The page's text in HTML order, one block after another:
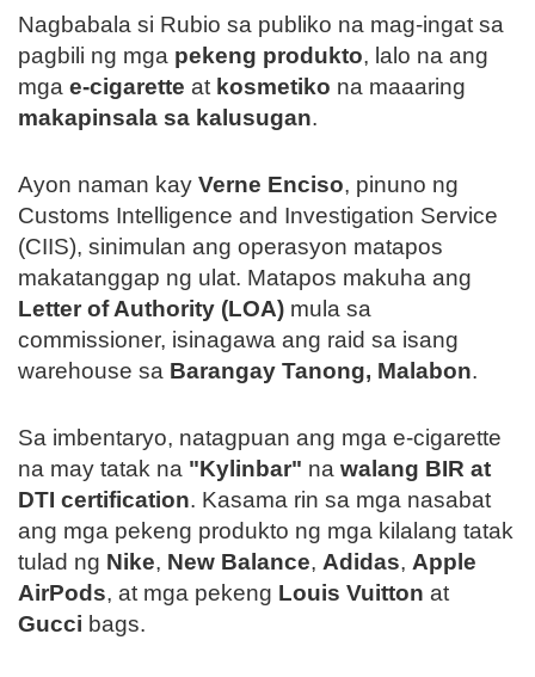
Nagbabala si Rubio sa publiko na mag-ingat sa
pagbili ng mga pekeng produkto, lalo na ang
mga e-cigarette at kosmetiko na maaaring
makapinsala sa kalusugan.
Ayon naman kay Verne Enciso, pinuno ng
Customs Intelligence and Investigation Service
(CIIS), sinimulan ang operasyon matapos
makatanggap ng ulat. Matapos makuha ang
Letter of Authority (LOA) mula sa
commissioner, isinagawa ang raid sa isang
warehouse sa Barangay Tanong, Malabon.
Sa imbentaryo, natagpuan ang mga e-cigarette
na may tatak na "Kylinbar" na walang BIR at
DTI certification. Kasama rin sa mga nasabat
ang mga pekeng produkto ng mga kilalang tatak
tulad ng Nike, New Balance, Adidas, Apple
AirPods, at mga pekeng Louis Vuitton at
Gucci bags.